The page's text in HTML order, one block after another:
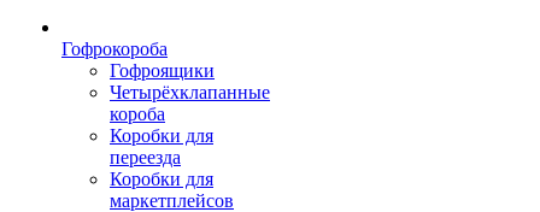
Гофрокороба
Гофроящики
Четырёхклапанные
короба
Коробки для
переезда
Коробки для
маркетплейсов